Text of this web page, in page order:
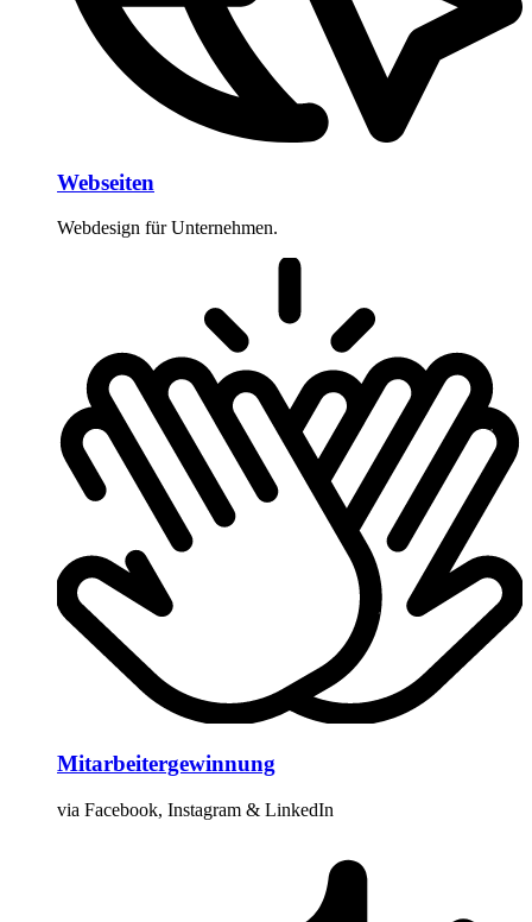
Webseiten
Webdesign für Unternehmen.
Mitarbeiter­gewinnung
via Facebook, Instagram & LinkedIn